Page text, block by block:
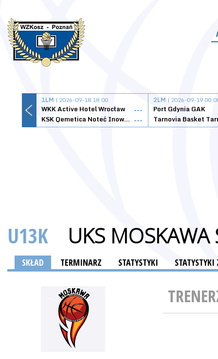
1LM | 2026-09-18 18:00
WKK Active Hotel Wrocław
---
KSK Qemetica Noteć Inowrocław ---
2LM | 2026-09-19
Port Gdynia GAK
U13K UKS MOSKAWA
SKŁAD TERMINARZ STATYSTYKI